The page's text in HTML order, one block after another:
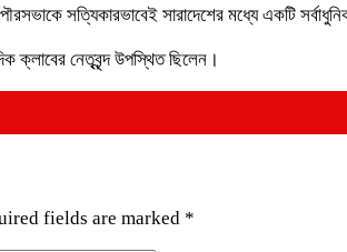
সত্যিকারভাবেই সারাদেশের মধ্যে একটি
ক্লাবের নেতৃবৃন্দ উপস্থিত ছিলেন।
fields are marked *